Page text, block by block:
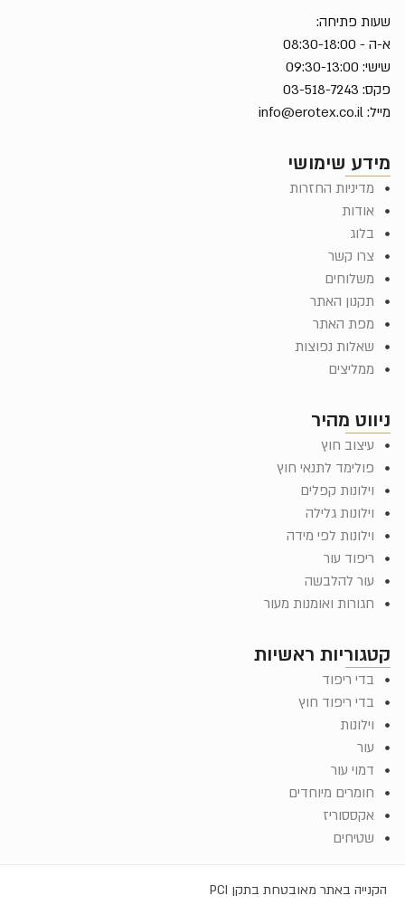
קטגוריות ראשיות
בדי ריפוד
בדי ריפוד חוץ
וילונות
עור
דמוי עור
חומרים מיוחדים
אקססוריז
שטיחים
ניווט מהיר
עיצוב חוץ
פולימד לתנאי חוץ
וילונות קפלים
וילונות גלילה
וילונות לפי מידה
ריפוד עור
עור להלבשה
חגורות ואומנות מעור
מידע שימושי
מדיניות החזרות
אודות
בלוג
צרו קשר
משלוחים
תקנון האתר
מפת האתר
שאלות נפוצות
ממליצים
שעות פתיחה:
א-ה - 08:30-18:00
שישי: 09:30-13:00
פקס: 03-518-7243
מייל: info@erotex.co.il
הקנייה באתר מאובטחת בתקן PCI